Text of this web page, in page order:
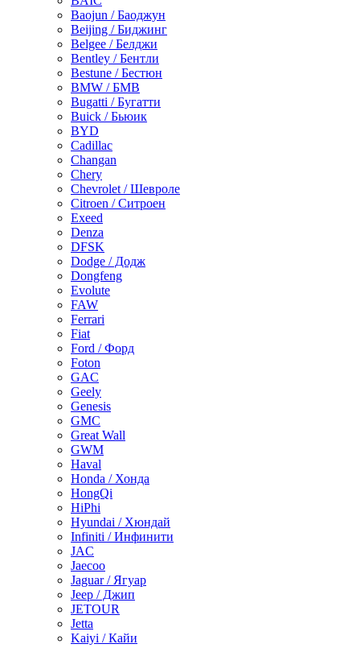
Baojun / Баоджун
Beijing / Биджинг
Belgee / Белджи
Bentley / Бентли
Bestune / Бестюн
BMW / БМВ
Bugatti / Бугатти
Buick / Бьюик
BYD
Cadillac
Changan
Chery
Chevrolet / Шевроле
Citroen / Ситроен
Exeed
Denza
DFSK
Dodge / Додж
Dongfeng
Evolute
FAW
Ferrari
Fiat
Ford / Форд
Foton
GAC
Geely
Genesis
GMC
Great Wall
GWM
Haval
Honda / Хонда
HongQi
HiPhi
Hyundai / Хюндай
Infiniti / Инфинити
JAC
Jaecoo
Jaguar / Ягуар
Jeep / Джип
JETOUR
Jetta
Kaiyi / Кайи